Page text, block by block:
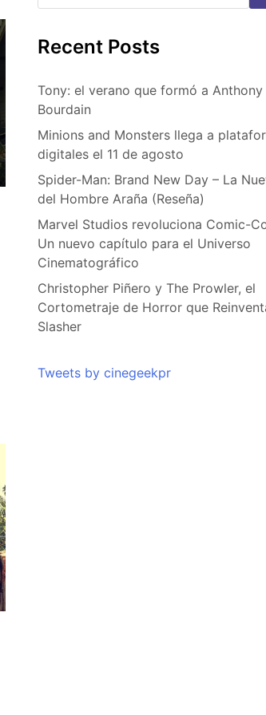
Recent Posts
Tony: el verano que formó a Anthony
Bourdain
Minions and Monsters llega a
digitales el 11 de agosto
Spider-Man: Brand New Day – La
del Hombre Araña (Reseña)
Marvel Studios revoluciona Comic-
Un nuevo capítulo para el Universo
Cinematográfico
Christopher Piñero y The Prowler, el
Cortometraje de Horror que
Slasher
Tweets by cinegeekpr